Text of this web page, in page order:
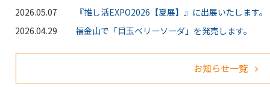
2026.05.07
『推し活EXPO2026【夏展】』に出展いたします。
2026.04.29
福金山で「目玉ベリーソーダ」を発売します。
お知らせ一覧